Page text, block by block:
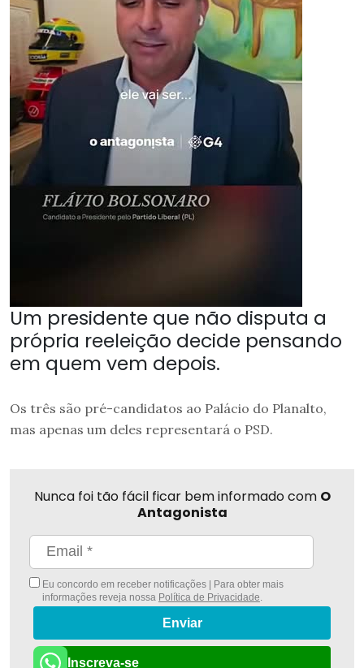
Um presidente que não disputa a
própria reeleição decide pensando
em quem vem depois.
Os três são pré-candidatos ao Palácio do Planalto,
mas apenas um deles representará o PSD.
Nunca foi tão fácil ficar bem informado com O
Antagonista
Eu concordo em receber notificações | Para obter mais
informações reveja nossa Política de Privacidade
Enviar
Inscreva-se